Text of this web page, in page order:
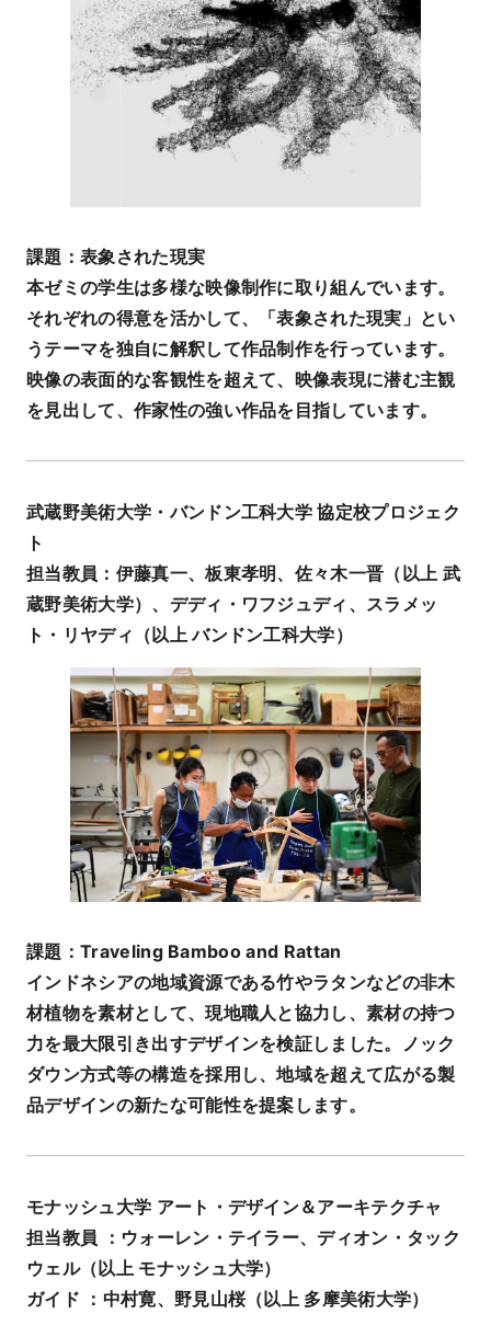
課題：表象された現実
本ゼミの学生は多様な映像制作に取り組んでいます。
それぞれの得意を活かして、「表象された現実」とい
うテーマを独自に解釈して作品制作を行っています。
映像の表面的な客観性を超えて、映像表現に潜む主観
を見出して、作家性の強い作品を目指しています。
武蔵野美術大学 ・バンドン工科大学 協定校プロジェク
ト
担当教員：伊藤真一、板東孝明、佐々木一晋（以上 武
蔵野美術大学）、デディ・ワフジュディ、スラメッ
ト・リヤディ（以上 バンドン工科大学）
課題：Traveling Bamboo and Rattan
インドネシアの地域資源である竹やラタンなどの非木
材植物を素材として、現地職人と協力し、素材の持つ
力を最大限引き出すデザインを検証しました。ノック
ダウン方式等の構造を採用し、地域を超えて広がる製
品デザインの新たな可能性を提案します。
モナッシュ大学 アート・デザイン＆アーキテクチャ
担当教員 ：ウォーレン・テイラー、ディオン・タック
ウェル（以上 モナッシュ大学）
ガイド ：中村寛、野見山桜（以上 多摩美術大学）